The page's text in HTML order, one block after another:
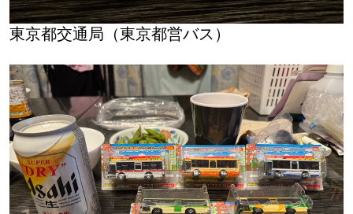
東京都交通局（東京都営バス）